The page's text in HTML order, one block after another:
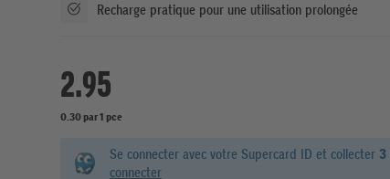
Recharge pratique pour une utilisation prolongée
2.95
0.30 par 1 pce
Se connecter avec votre Supercard ID et collecter 3
connecter